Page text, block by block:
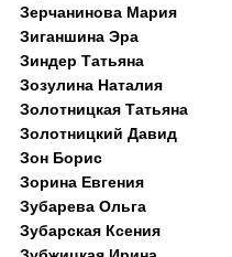
Зерчанинова Мария
Зиганшина Эра
Зиндер Татьяна
Зозулина Наталия
Золотницкая Татьяна
Золотницкий Давид
Зон Борис
Зорина Евгения
Зубарева Ольга
Зубарская Ксения